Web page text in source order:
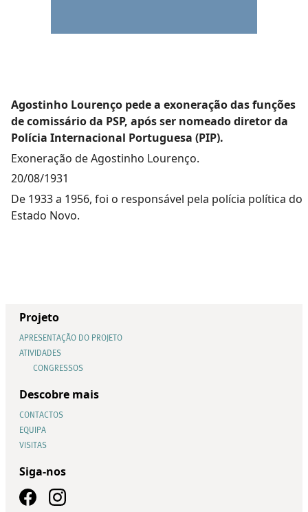
Agostinho Lourenço pede a exoneração das funções
de comissário da PSP, após ser nomeado diretor da
Polícia Internacional Portuguesa (PIP).
Exoneração de Agostinho Lourenço.
20/08/1931
De 1933 a 1956, foi o responsável pela polícia política do
Estado Novo.
Projeto
APRESENTAÇÃO DO PROJETO
ATIVIDADES
CONGRESSOS
Descobre mais
CONTACTOS
EQUIPA
VISITAS
Siga-nos